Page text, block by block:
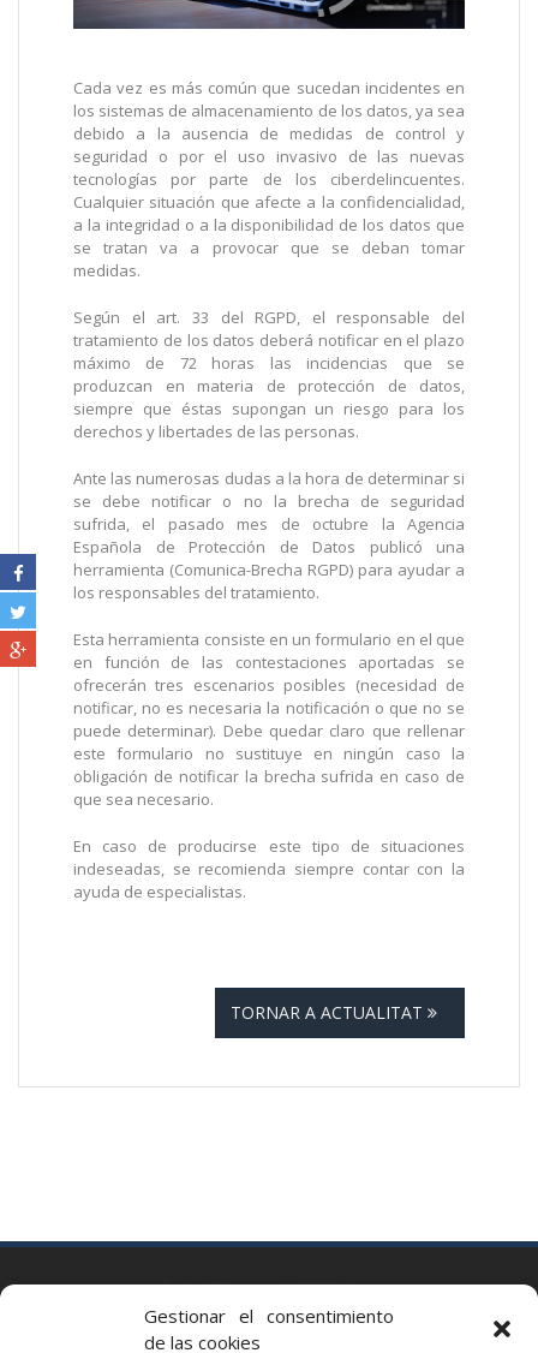
Gestionar el consentimiento
de las cookies
Cada vez es más común que sucedan incidentes en
los sistemas de almacenamiento de los datos, ya sea
debido a la ausencia de medidas de control y
seguridad o por el uso invasivo de las nuevas
tecnologías por parte de los ciberdelincuentes.
Cualquier situación que afecte a la confidencialidad,
a la integridad o a la disponibilidad de los datos que
se tratan va a provocar que se deban tomar
medidas.
Según el art. 33 del RGPD, el responsable del
tratamiento de los datos deberá notificar en el plazo
máximo de 72 horas las incidencias que se
produzcan en materia de protección de datos,
siempre que éstas supongan un riesgo para los
derechos y libertades de las personas.
Ante las numerosas dudas a la hora de determinar si
se debe notificar o no la brecha de seguridad
sufrida, el pasado mes de octubre la Agencia
Española de Protección de Datos publicó una
herramienta (Comunica-Brecha RGPD) para ayudar a
los responsables del tratamiento.
Esta herramienta consiste en un formulario en el que
en función de las contestaciones aportadas se
ofrecerán tres escenarios posibles (necesidad de
notificar, no es necesaria la notificación o que no se
puede determinar). Debe quedar claro que rellenar
este formulario no sustituye en ningún caso la
obligación de notificar la brecha sufrida en caso de
que sea necesario.
En caso de producirse este tipo de situaciones
indeseadas, se recomienda siempre contar con la
ayuda de especialistas.
TORNAR A ACTUALITAT
Via Augusta 2 bis, 3º, 08006 Barcelona